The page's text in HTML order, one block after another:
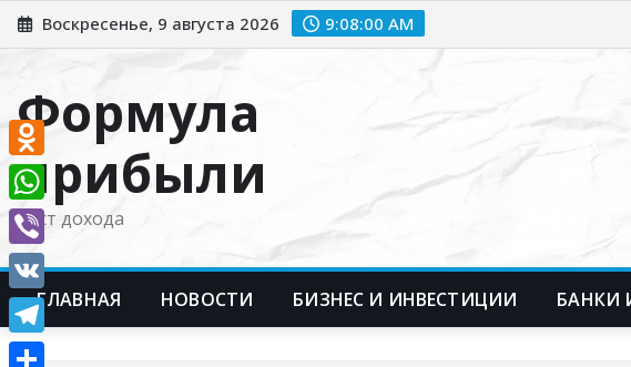
Перейти
к
Воскресенье, 9 августа 2026 9:08:01 AM
Формула
прибыли
Рост дохода
ГЛАВНАЯ НОВОСТИ БИЗНЕС И ИНВЕСТИЦИИ БАНКИ
Odnoklassniki
WhatsApp
Viber
VK
Telegram